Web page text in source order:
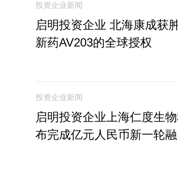
投资企业新闻
启明投资企业 北海康成获
新药AV203的全球授权
投资企业新闻
启明投资企业上海仁度生
布完成亿元人民币新一轮